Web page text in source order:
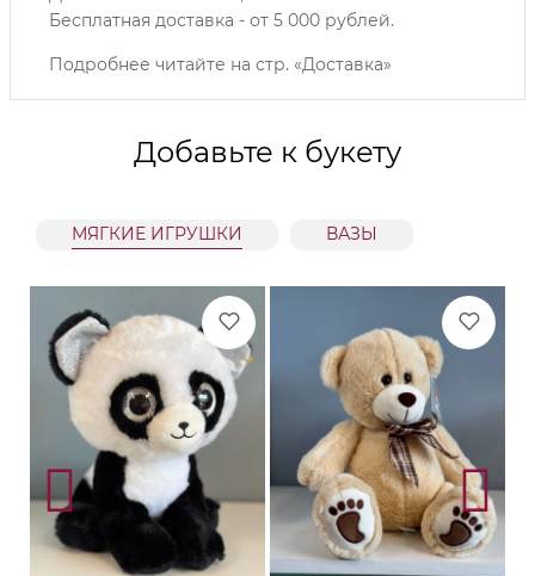
Бесплатная доставка - от 5 000 рублей.
Подробнее читайте на стр. «Доставка»
Добавьте к букету
МЯГКИЕ ИГРУШКИ ВАЗЫ